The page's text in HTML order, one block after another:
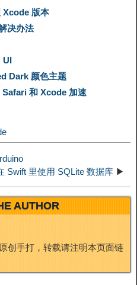
b
o o
版本
决办法
UI
Dark 颜色主题
和 Xcode 加速
Swift 里使用 SQLite 数据库 ▶
AUTHOR
创手打，转载请注明本页面链